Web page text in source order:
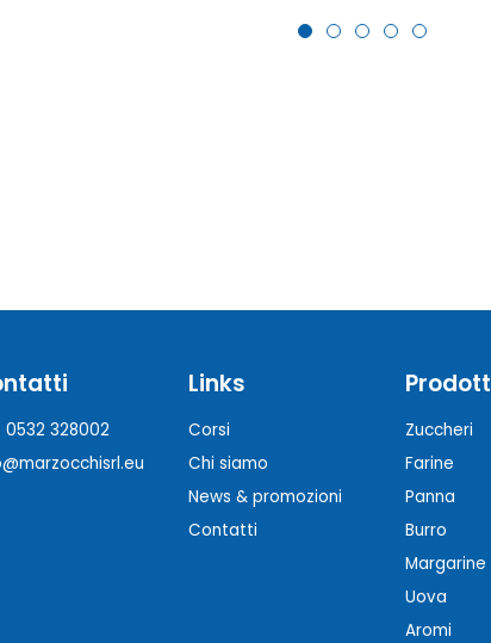
0532 328002
Links
Corsi
Chi siamo
News & promozioni
Contatti
Zuccheri
Farine
Panna
Burro
Uova
Aromi